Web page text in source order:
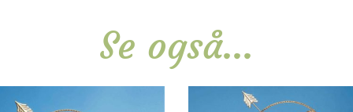
Se også...